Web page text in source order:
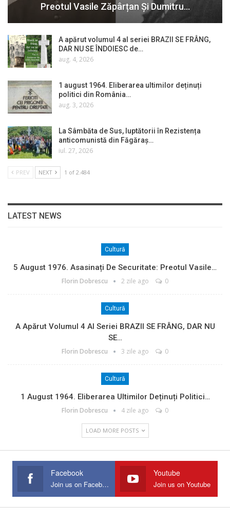
Preotul Vasile Zăpârțan Și Dumitru…
A apărut volumul 4 al seriei BRAZII SE FRÂNG,
DAR NU SE ÎNDOIESC de…
aug. 4, 2026
1 august 1964. Eliberarea ultimilor deținuți
politici din România…
aug. 3, 2026
La Sâmbăta de Sus, luptătorii în Rezistența
anticomunistă din Făgăraș…
iul. 27, 2026
PREV NEXT 1 of 2.484
LATEST NEWS
Cultură
5 August 1976. Asasinați De Securitate: Preotul Vasile…
Florin Dobrescu 2 zile ago 0
Cultură
A Apărut Volumul 4 Al Seriei BRAZII SE FRÂNG, DAR NU
SE…
Florin Dobrescu 3 zile ago 0
Cultură
1 August 1964. Eliberarea Ultimilor Deținuți Politici…
Florin Dobrescu 4 zile ago 0
LOAD MORE POSTS
Facebook
Join us on Facebook
Youtube
Join us on Youtube